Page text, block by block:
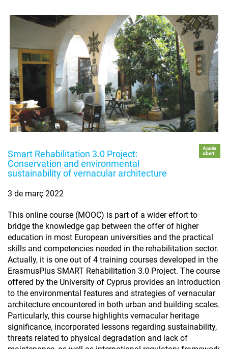
Smart Rehabilitation 3.0 Project:
Conservation and environmental
sustainability of vernacular architecture
Accés
obert
3 de març 2022
This online course (MOOC) is part of a wider effort to
bridge the knowledge gap between the offer of higher
education in most European universities and the practical
skills and competencies needed in the rehabilitation sector.
Actually, it is one out of 4 training courses developed in the
ErasmusPlus SMART Rehabilitation 3.0 Project. The course
offered by the University of Cyprus provides an introduction
to the environmental features and strategies of vernacular
architecture encountered in both urban and building scales.
Particularly, this course highlights vernacular heritage
significance, incorporated lessons regarding sustainability,
threats related to physical degradation and lack of